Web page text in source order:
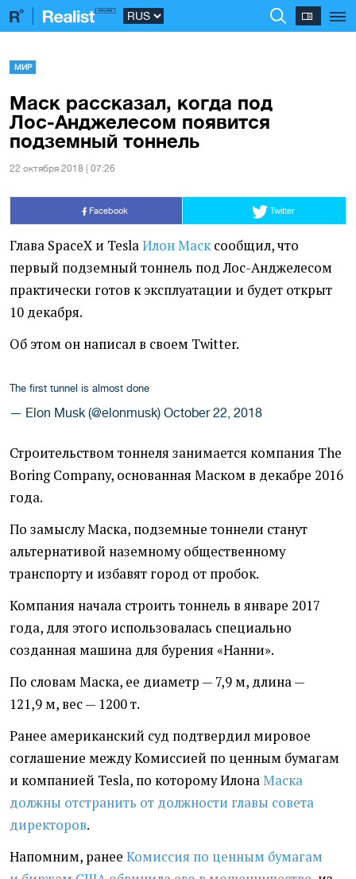
МИР
Маск рассказал, когда под
Лос-Анджелесом появится
подземный тоннель
22 октября 2018 | 07:26
Facebook Twitter
Глава SpaceX и TeslaИлон Масксообщил, что
первый подземный тоннель под Лос-Анджелесом
практически готов к эксплуатации и будет открыт
10 декабря.
Об этом он написал в своем Twitter.
The first tunnel is almost done
— Elon Musk (@elonmusk) October 22, 2018
Строительством тоннеля занимается компания The
Boring Company, основанная Маском в декабре 2016
года.
По замыслу Маска, подземные тоннели станут
альтернативой наземному общественному
транспорту и избавят город от пробок.
Компания начала строить тоннель в январе 2017
года, для этого использовалась специально
созданная машина для бурения «Нанни».
По словам Маска, ее диаметр — 7,9 м, длина —
121,9 м, вес — 1200 т.
Ранее американский суд подтвердил мировое
соглашение между Комиссией по ценным бумагам
и компанией Tesla, по которому ИлонаМаска
должны отстранить от должности главы совета
директоров.
Напомним, ранее Комиссия по ценным бумагам